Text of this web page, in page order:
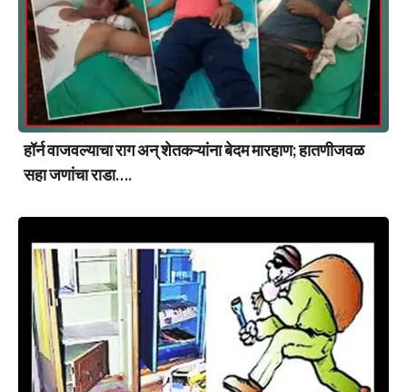
हॉर्न वाजवल्याचा राग अन् शेतकऱ्यांना बेदम मारहाण; हातणीजवळ
सहा जणांचा राडा….